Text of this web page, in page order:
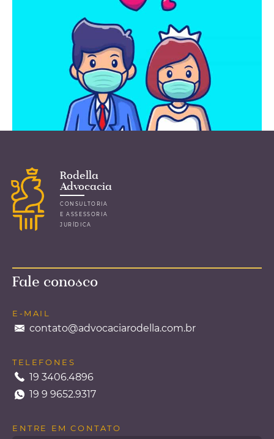
Diante da realidade que estamos vivendo,
sendo necessário o isolamento social como
uma das medidas preventivas para evitar a
propagação do contágio, como ficam as
relações de...leia mais
Empresas podem cobrar
multa pelo adiamento se
Com a pandemia do COVID-19, e a
diversos casais tiveram que adiar suas festas
de casamento. Assim, vem o
questionamento: podem as
Rodella
Advocacia
CONSULTORIA
E ASSESSORIA
JURÍDICA
Fale conosco
E-MAIL
contato@advocaciarodella.com.br
TELEFONES
19 3406.4896
19 9 9652.9317
ENTRE EM CONTATO